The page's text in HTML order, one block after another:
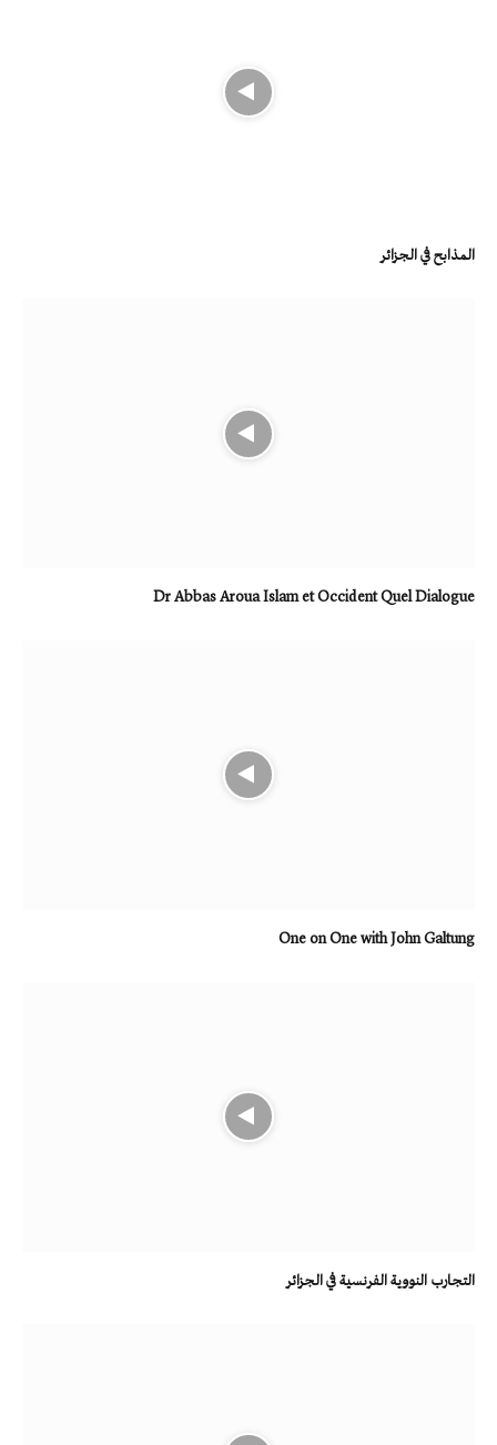
المذابح في الجزائر
Dr Abbas Aroua Islam et Occident Quel Dialogue
One on One with John Galtung
التجارب النووية الفرنسية في الجزائر